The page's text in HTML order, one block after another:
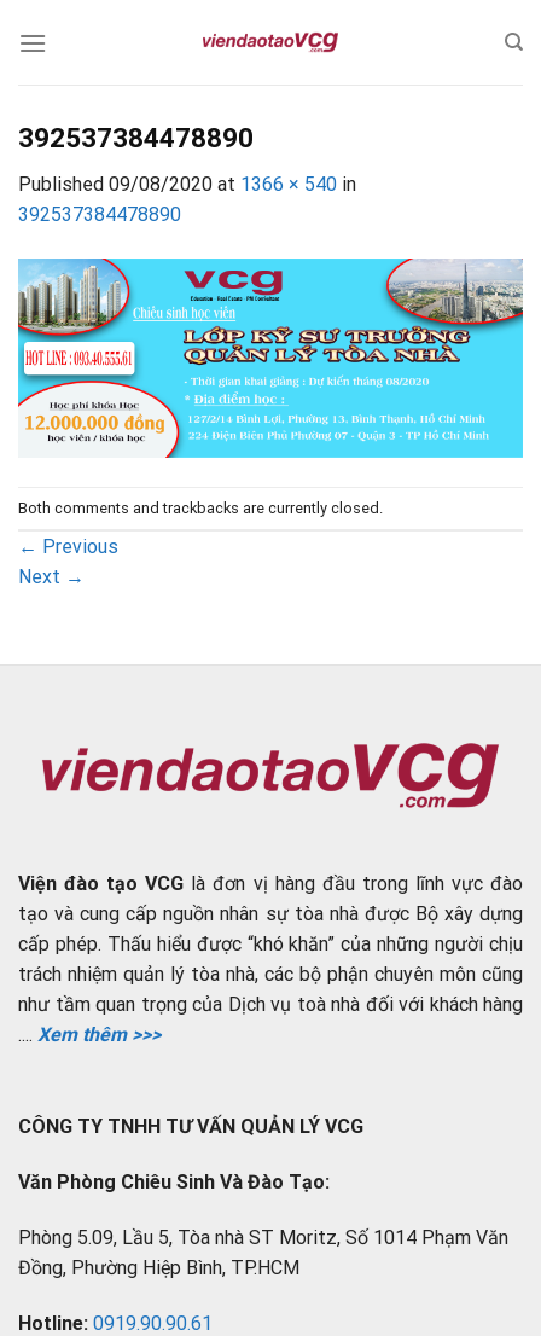
392537384478890
Published 09/08/2020 at 1366 × 540 in
392537384478890
Both comments and trackbacks are currently closed.
← Previous
Next →
Viện đào tạo VCG là đơn vị hàng đầu trong lĩnh vực đào
tạo và cung cấp nguồn nhân sự tòa nhà được Bộ xây dựng
cấp phép. Thấu hiểu được “khó khăn” của những người chịu
trách nhiệm quản lý tòa nhà, các bộ phận chuyên môn cũng
như tầm quan trọng của Dịch vụ toà nhà đối với khách hàng
.... Xem thêm >>>
CÔNG TY TNHH TƯ VẤN QUẢN LÝ VCG
Văn Phòng Chiêu Sinh Và Đào Tạo:
Phòng 5.09, Lầu 5, Tòa nhà ST Moritz, Số 1014 Phạm Văn
Đồng, Phường Hiệp Bình, TP.HCM
Hotline: 0919.90.90.61